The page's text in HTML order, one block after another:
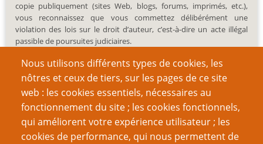
Nous utilisons différents types de cookies, les
nôtres et ceux de tiers, sur les pages de ce site
web : les cookies essentiels, nécessaires au
fonctionnement du site ; les cookies fonctionnels,
qui améliorent votre expérience utilisateur ; les
cookies de performance, qui nous permettent de
copie publiquement (sites Web, blogs, forums, imprimés, etc.),
vous reconnaissez que vous commettez délibérément une
violation des lois sur le droit d’auteur, c’est-à-dire un acte illégal
passible de poursuites judiciaires.
Recherche